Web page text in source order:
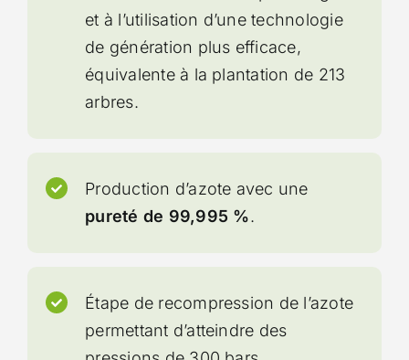
et à l’utilisation d’une technologie
de génération plus efficace,
équivalente à la plantation de 213
arbres.
Production d’azote avec une
pureté de 99,995 %.
Étape de recompression de l’azote
permettant d’atteindre des